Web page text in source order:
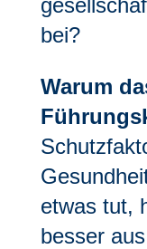
bei?
Warum
etwas tut,
besser